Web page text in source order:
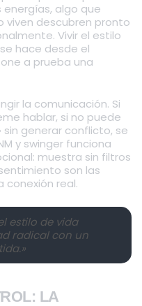
algo que
viven descubren pronto
Vivir el estilo
hace desde el
a prueba una
la comunicación. Si
hablar, si no puede
sin generar conflicto, se
y swinger funciona
muestra sin filtros
son las
conexión real.
estilo de vida
radical con un
LA